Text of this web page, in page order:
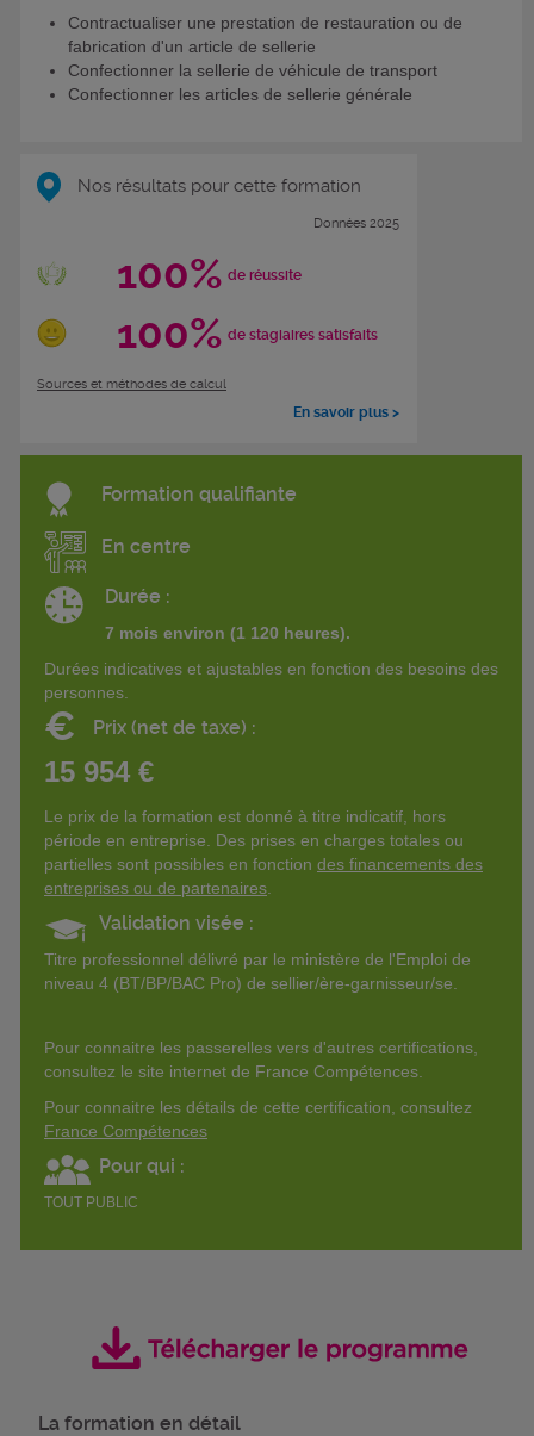
Contractualiser une prestation de restauration ou de
fabrication d'un article de sellerie
Confectionner la sellerie de véhicule de transport
Confectionner les articles de sellerie générale
Nos résultats pour cette formation
Données 2025
100% de réussite
100% de stagiaires satisfaits
Sources et méthodes de calcul
En savoir plus >
Formation qualifiante
En centre
Durée :
7 mois environ (1 120 heures).
Durées indicatives et ajustables en fonction des besoins des
personnes.
€ Prix (net de taxe) :
15 954 €
Le prix de la formation est donné à titre indicatif, hors
période en entreprise. Des prises en charges totales ou
partielles sont possibles en fonction des financements des
entreprises ou de partenaires
Validation visée :
Titre professionnel délivré par le ministère de l'Emploi de
niveau 4 (BT/BP/BAC Pro) de sellier/ère-garnisseur/se.
Pour connaitre les passerelles vers d'autres certifications,
consultez le site internet de France Compétences.
Pour connaitre les détails de cette certification, consultez
France Compétences
Pour qui :
TOUT PUBLIC
La formation en détail